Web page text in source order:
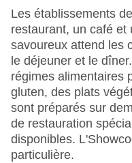
Jardin : gratuit
Ouverture de l'hôtel
coffre-fort de l'hôtel
Wi-Fi à l'hôtel
Dernière
Ascenseur
Nombre de salles
Nombre
Animaux de
Animaux de
Les établissements
restaurant, un café et
savoureux attend les
le déjeuner et le
régimes alimentaires
gluten, des plats
sont préparés sur
de restauration
disponibles.
particulière.